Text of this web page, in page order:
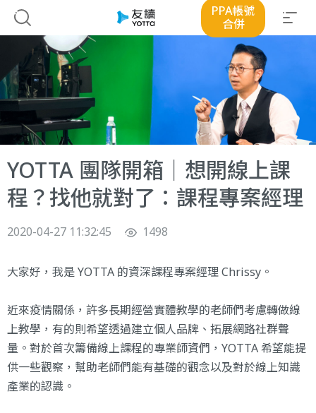
PPA帳號
合併
YOTTA 團隊開箱｜想開線上課
程？找他就對了：課程專案經理
2020-04-27 11:32:45 1498
大家好，我是 YOTTA 的資深課程專案經理 Chrissy。
近來疫情關係，許多長期經營實體教學的老師們考慮轉做線
上教學，有的則希望透過建立個人品牌、拓展網路社群聲
量。對於首次籌備線上課程的專業師資們，YOTTA 希望能提
供一些觀察，幫助老師們能有基礎的觀念以及對於線上知識
產業的認識。